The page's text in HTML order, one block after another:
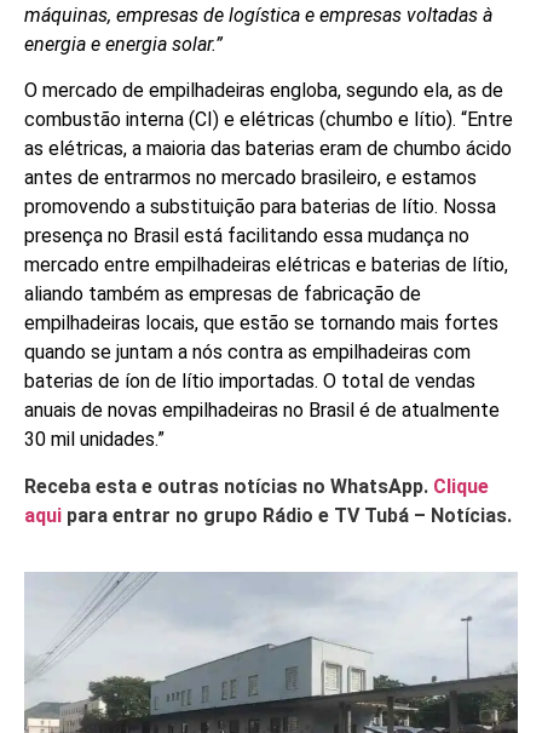
máquinas, empresas de logística e empresas voltadas à
energia e energia solar.”
O mercado de empilhadeiras engloba, segundo ela, as de
combustão interna (CI) e elétricas (chumbo e lítio). “Entre
as elétricas, a maioria das baterias eram de chumbo ácido
antes de entrarmos no mercado brasileiro, e estamos
promovendo a substituição para baterias de lítio. Nossa
presença no Brasil está facilitando essa mudança no
mercado entre empilhadeiras elétricas e baterias de lítio,
aliando também as empresas de fabricação de
empilhadeiras locais, que estão se tornando mais fortes
quando se juntam a nós contra as empilhadeiras com
baterias de íon de lítio importadas. O total de vendas
anuais de novas empilhadeiras no Brasil é de atualmente
30 mil unidades.”
Receba esta e outras notícias no WhatsApp. Clique
aqui para entrar no grupo Rádio e TV Tubá – Notícias.